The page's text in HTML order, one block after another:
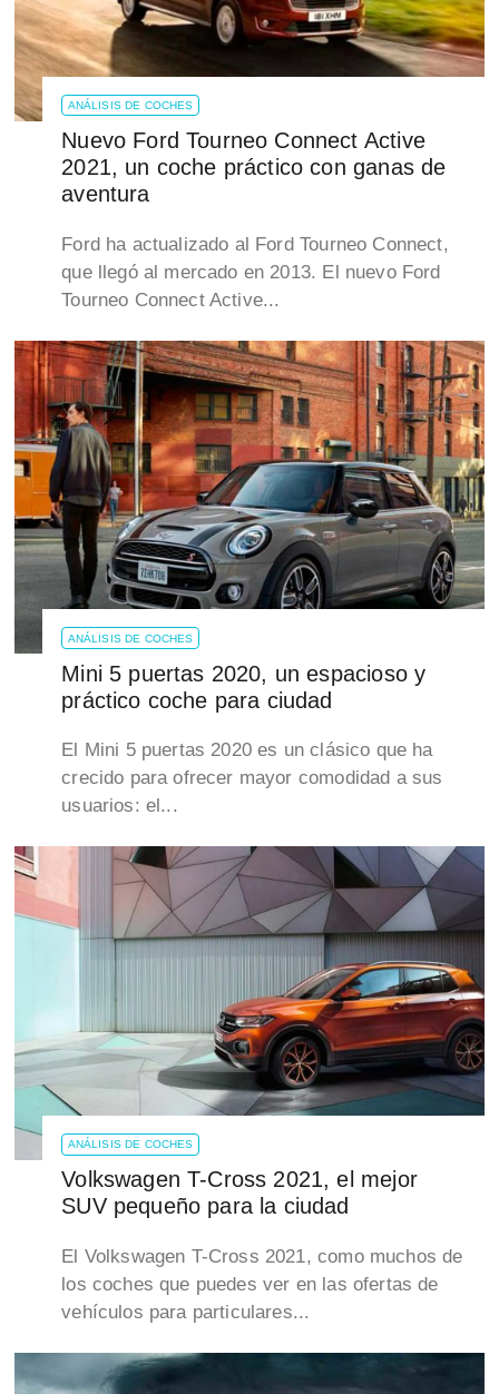
ANÁLISIS DE COCHES
Nuevo Ford Tourneo Connect Active
2021, un coche práctico con ganas de
aventura
Ford ha actualizado al Ford Tourneo Connect,
que llegó al mercado en 2013. El nuevo Ford
Tourneo Connect Active...
ANÁLISIS DE COCHES
Mini 5 puertas 2020, un espacioso y
práctico coche para ciudad
El Mini 5 puertas 2020 es un clásico que ha
crecido para ofrecer mayor comodidad a sus
usuarios: el...
ANÁLISIS DE COCHES
Volkswagen T-Cross 2021, el mejor
SUV pequeño para la ciudad
El Volkswagen T-Cross 2021, como muchos de
los coches que puedes ver en las ofertas de
vehículos para particulares...